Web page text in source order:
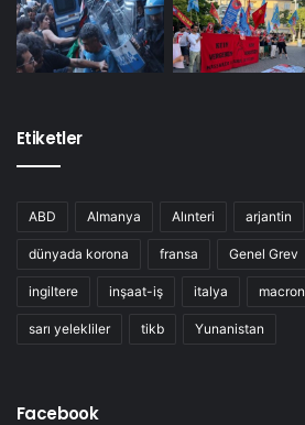
Etiketler
ABD Almanya Alınteri arjantin
dünyada korona fransa Genel Grev
ingiltere inşaat-iş italya macron
sarı yelekliler tikb Yunanistan
Facebook